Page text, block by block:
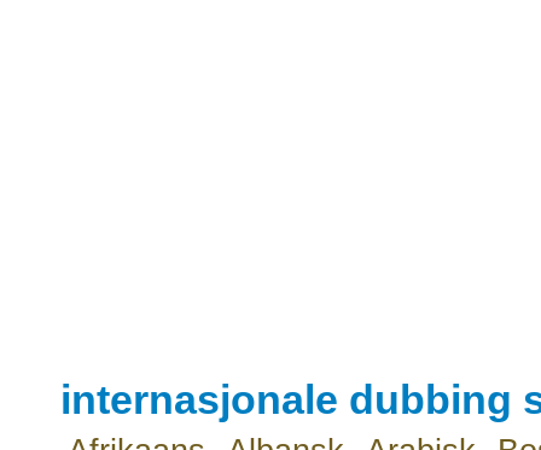
internasjonale dubbing